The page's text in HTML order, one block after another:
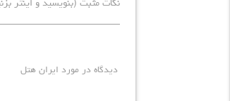
دیدگاه در مورد ایران هتل